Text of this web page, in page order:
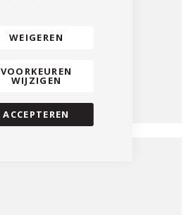
ACCEPTEREN
VOORKEUREN
WIJZIGEN
WEIGEREN